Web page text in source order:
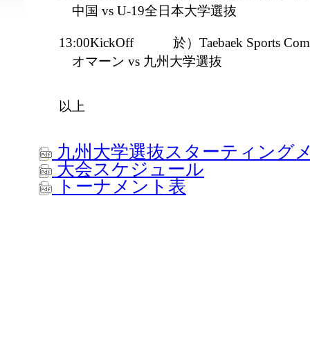
中国 vs U-19全日本大学選抜
13:00KickOff 於）Taebaek Sports
オマーン vs 九州大学選抜
以上
九州大学選抜スターティング
大会スケジュール
トーナメント表